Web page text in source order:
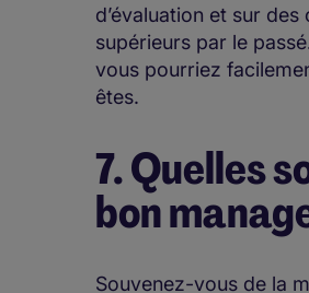
d’évaluation et sur
supérieurs par le
vous pourriez
êtes.
7. Quelles
bon
Souvenez-vous de la